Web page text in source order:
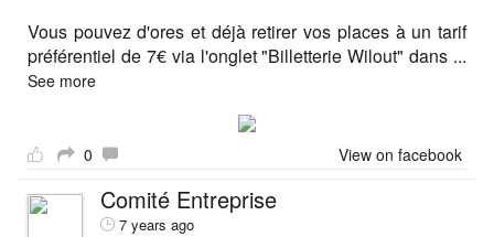
Vous pouvez d'ores et déjà retirer vos places à un tarif
préférentiel de 7€ via l'onglet "Billetterie Wilout" dans ...
See more
0 View on facebook
Comité Entreprise
7 years ago